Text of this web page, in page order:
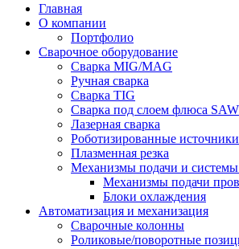
Главная
О компании
Портфолио
Сварочное оборудование
Сварка MIG/MAG
Ручная сварка
Сварка TIG
Сварка под слоем флюса SAW
Лазерная сварка
Роботизированные источники
Плазменная резка
Механизмы подачи и
Механизмы подачи
Блоки охлаждения
Автоматизация и механизация
Сварочные колонны
Роликовые/поворотные